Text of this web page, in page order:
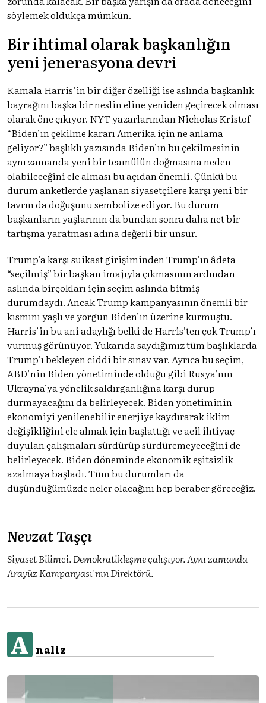
söylemek oldukça mümkün.
Bir ihtimal olarak başkanlığın
yeni jenerasyona devri
Kamala Harris’in bir diğer özelliği ise aslında başkanlık
bayrağını başka bir neslin eline yeniden geçirecek olması
olarak öne çıkıyor. NYT yazarlarından Nicholas Kristof
“Biden’ın çekilme kararı Amerika için ne anlama
geliyor?” başlıklı yazısında Biden’ın bu çekilmesinin
aynı zamanda yeni bir teamülün doğmasına neden
olabileceğini ele alması bu açıdan önemli. Çünkü bu
durum anketlerde yaşlanan siyasetçilere karşı yeni bir
tavrın da doğuşunu sembolize ediyor. Bu durum
başkanların yaşlarının da bundan sonra daha net bir
tartışma yaratması adına değerli bir unsur.
Trump’a karşı suikast girişiminden Trump’ın âdeta
“seçilmiş” bir başkan imajıyla çıkmasının ardından
aslında birçokları için seçim aslında bitmiş
durumdaydı. Ancak Trump kampanyasının önemli bir
kısmını yaşlı ve yorgun Biden’ın üzerine kurmuştu.
Harris’in bu ani adaylığı belki de Harris’ten çok Trump’ı
vurmuş görünüyor. Yukarıda saydığımız tüm başlıklarda
Trump’ı bekleyen ciddi bir sınav var. Ayrıca bu seçim,
ABD’nin Biden yönetiminde olduğu gibi Rusya’nın
Ukrayna'ya yönelik saldırganlığına karşı durup
durmayacağını da belirleyecek. Biden yönetiminin
ekonomiyi yenilenebilir enerjiye kaydırarak iklim
değişikliğini ele almak için başlattığı ve acil ihtiyaç
duyulan çalışmaları sürdürüp sürdüremeyeceğini de
belirleyecek. Biden döneminde ekonomik eşitsizlik
azalmaya başladı. Tüm bu durumları da
düşündüğümüzde neler olacağını hep beraber göreceğiz.
Nevzat Taşçı
Siyaset Bilimci. Demokratikleşme çalışıyor. Aynı zamanda
Arayüz Kampanyası'nın Direktörü.
A naliz